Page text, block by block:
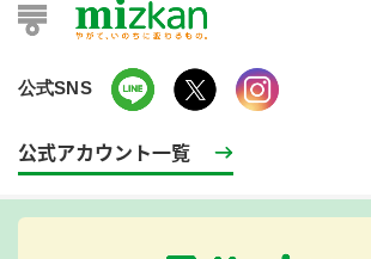
公式SNS
公式アカウント一覧